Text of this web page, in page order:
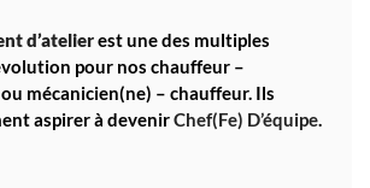
d’atelierest une des multiples
pour nos chauffeur –
mécanicien(ne) – chauffeur. Ils
aspirer à devenirChef(fe) D’équipe.